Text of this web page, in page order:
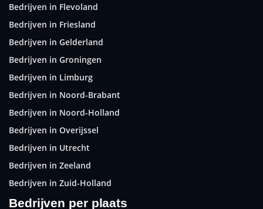
Bedrijven in Flevoland
Bedrijven in Friesland
Bedrijven in Gelderland
Bedrijven in Groningen
Bedrijven in Limburg
Bedrijven in Noord-Brabant
Bedrijven in Noord-Holland
Bedrijven in Overijssel
Bedrijven in Utrecht
Bedrijven in Zeeland
Bedrijven in Zuid-Holland
Bedrijven per plaats